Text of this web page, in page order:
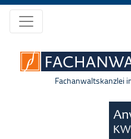
Fachanwaltskanzlei